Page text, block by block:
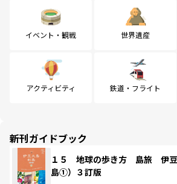
イベント・観戦 世界遺産
アクティビティ 鉄道・フライト
新刊ガイドブック
１５ 地球の歩き方 島旅 伊
島①）３訂版